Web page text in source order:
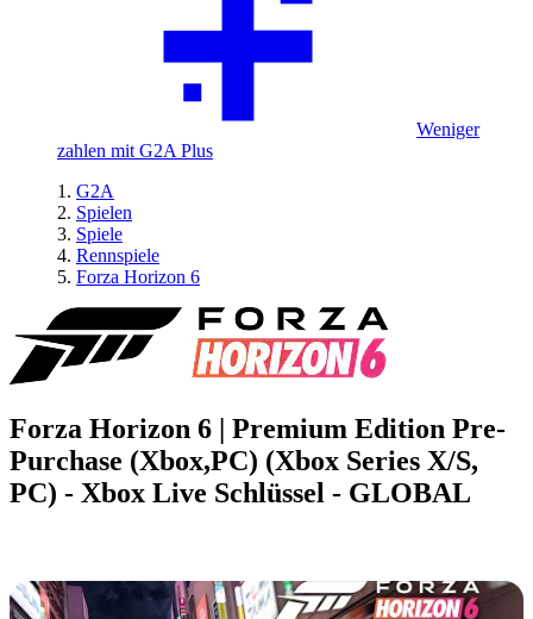
Weniger
zahlen mit G2A Plus
G2A
Spielen
Spiele
Rennspiele
Forza Horizon 6
Forza Horizon 6 | Premium Edition Pre-
Purchase (Xbox,PC) (Xbox Series X/S,
PC) - Xbox Live Schlüssel - GLOBAL